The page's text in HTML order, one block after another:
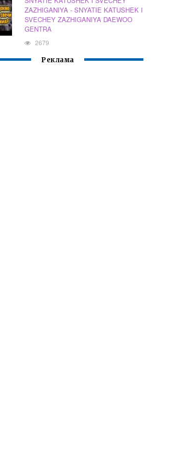
ZAZHIGANIYA - SNYATIE KATUSHEK I
SVECHEY ZAZHIGANIYA DAEWOO
GENTRA
2679
Реклама